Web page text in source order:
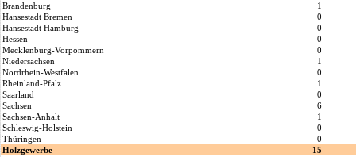
Brandenburg
1
Hansestadt Bremen
0
Hansestadt Hamburg
0
Hessen
0
Mecklenburg-Vorpommern
0
Niedersachsen
1
Nordrhein-Westfalen
0
Rheinland-Pfalz
1
Saarland
0
Sachsen
6
Sachsen-Anhalt
1
Schleswig-Holstein
0
Thüringen
0
Holzgewerbe
15